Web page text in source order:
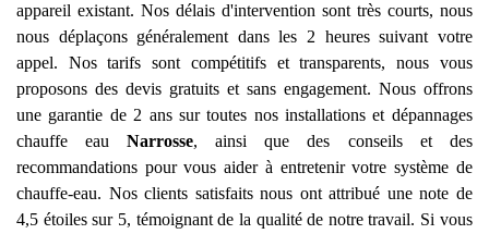
appareil existant. Nos délais d'intervention sont très courts, nous
nous déplaçons généralement dans les 2 heures suivant votre
appel. Nos tarifs sont compétitifs et transparents, nous vous
proposons des devis gratuits et sans engagement. Nous offrons
une garantie de 2 ans sur toutes nos installations et dépannages
chauffe eauNarrosse, ainsi que des conseils et des
recommandations pour vous aider à entretenir votre système de
chauffe-eau. Nos clients satisfaits nous ont attribué une note de
4,5 étoiles sur 5, témoignant de la qualité de notre travail. Si vous